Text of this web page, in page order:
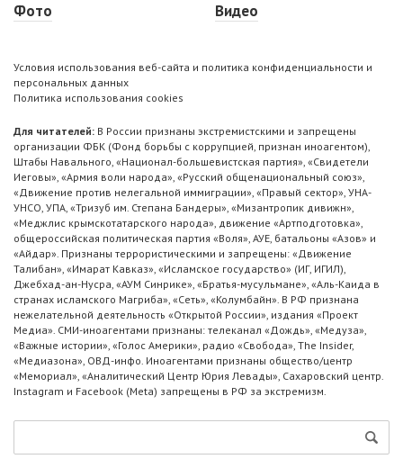
Фото
Видео
Условия использования веб-сайта и политика конфиденциальности и
персональных данных
Политика использования cookies
Для читателей: В России признаны экстремистскими и запрещены
организации ФБК (Фонд борьбы с коррупцией, признан иноагентом),
Штабы Навального, «Национал-большевистская партия», «Свидетели
Иеговы», «Армия воли народа», «Русский общенациональный союз»,
«Движение против нелегальной иммиграции», «Правый сектор», УНА-
УНСО, УПА, «Тризуб им. Степана Бандеры», «Мизантропик дивижн»,
«Меджлис крымскотатарского народа», движение «Артподготовка»,
общероссийская политическая партия «Воля», АУЕ, батальоны «Азов» и
«Айдар». Признаны террористическими и запрещены: «Движение
Талибан», «Имарат Кавказ», «Исламское государство» (ИГ, ИГИЛ),
Джебхад-ан-Нусра, «АУМ Синрике», «Братья-мусульмане», «Аль-Каида в
странах исламского Магриба», «Сеть», «Колумбайн». В РФ признана
нежелательной деятельность «Открытой России», издания «Проект
Медиа». СМИ-иноагентами признаны: телеканал «Дождь», «Медуза»,
«Важные истории», «Голос Америки», радио «Свобода», The Insider,
«Медиазона», ОВД-инфо. Иноагентами признаны общество/центр
«Мемориал», «Аналитический Центр Юрия Левады», Сахаровский центр.
Instagram и Facebook (Metа) запрещены в РФ за экстремизм.